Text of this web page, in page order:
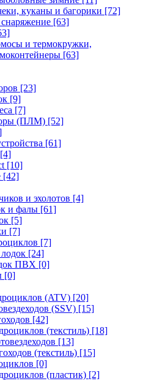
куканы и багорики [72]
[63]
и термокружки,
[63]
[23]
[9]
[7]
(ПЛМ) [52]
[61]
[4]
[10]
[42]
и эхолотов [4]
и фалы [61]
[5]
[7]
[7]
[24]
ПВХ [0]
[0]
(ATV) [20]
(SSV) [15]
[42]
(текстиль) [18]
[13]
(текстиль) [15]
[0]
(пластик) [2]